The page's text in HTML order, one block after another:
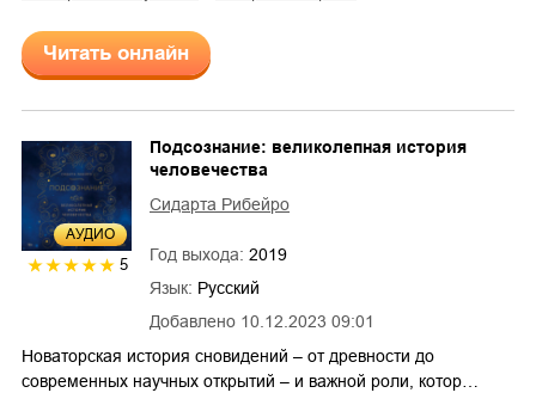
Читать онлайн
AУДИО
5
Добавлено 10.12.2023 09:01
Подсознание: великолепная история
человечества
Сидарта Рибейро
Год выхода: 2019
Язык: Русский
Новаторская история сновидений – от древности до
современных научных открытий – и важной роли, котор…